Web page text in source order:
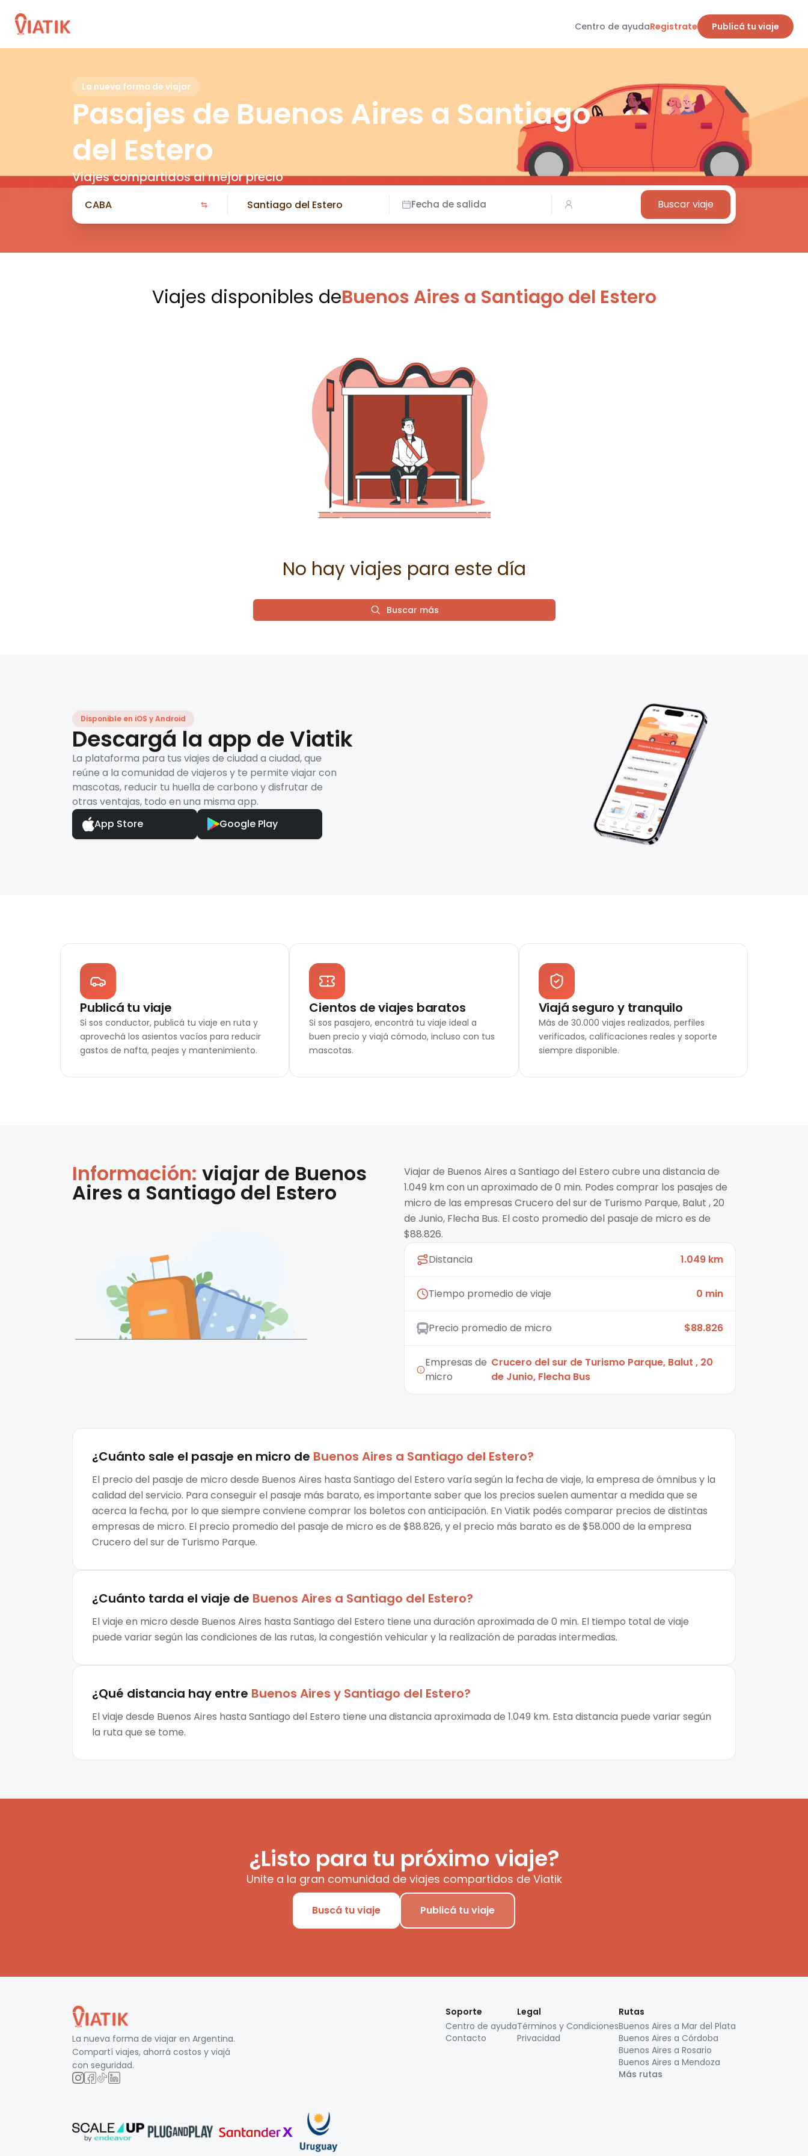
Centro de ayudaRegistrate Publicá tu viaje
La nueva forma de viajar
Pasajes de Buenos Aires a Santiago
del Estero
Viajes compartidos al mejor precio
Fecha de salida Buscar viaje
Viajes disponibles deBuenos Aires a Santiago del Estero
No hay viajes para este día
Buscar más
Disponible en iOS y Android
Descargá la app de Viatik
La plataforma para tus viajes de ciudad a ciudad, que
reúne a la comunidad de viajeros y te permite viajar con
mascotas, reducir tu huella de carbono y disfrutar de
otras ventajas, todo en una misma app.
App Store
Google Play
Publicá tu viaje
Si sos conductor, publicá tu viaje en ruta y
aprovechá los asientos vacíos para reducir
gastos de nafta, peajes y mantenimiento.
Cientos de viajes baratos
Si sos pasajero, encontrá tu viaje ideal a
buen precio y viajá cómodo, incluso con tus
mascotas.
Viajá seguro y tranquilo
Más de 30.000 viajes realizados, perfiles
verificados, calificaciones reales y soporte
siempre disponible.
Información: viajar de Buenos
Aires a Santiago del Estero
Viajar de Buenos Aires a Santiago del Estero cubre una distancia de
1.049 km con un aproximado de 0 min. Podes comprar los pasajes de
micro de las empresas Crucero del sur de Turismo Parque, Balut , 20
de Junio, Flecha Bus. El costo promedio del pasaje de micro es de
$88.826.
Distancia
1.049 km
Tiempo promedio de viaje 0 min
Precio promedio de micro $88.826
Empresas de
micro
Crucero del sur de Turismo Parque, Balut , 20
de Junio, Flecha Bus
¿Cuánto sale el pasaje en micro de Buenos Aires a Santiago del Estero?
El precio del pasaje de micro desde Buenos Aires hasta Santiago del Estero varía según la fecha de viaje, la empresa de ómnibus y la
calidad del servicio. Para conseguir el pasaje más barato, es importante saber que los precios suelen aumentar a medida que se
acerca la fecha, por lo que siempre conviene comprar los boletos con anticipación. En Viatik podés comparar precios de distintas
empresas de micro. El precio promedio del pasaje de micro es de $88.826, y el precio más barato es de $58.000 de la empresa
Crucero del sur de Turismo Parque.
¿Cuánto tarda el viaje de Buenos Aires a Santiago del Estero?
El viaje en micro desde Buenos Aires hasta Santiago del Estero tiene una duración aproximada de 0 min. El tiempo total de viaje
puede variar según las condiciones de las rutas, la congestión vehicular y la realización de paradas intermedias.
¿Qué distancia hay entre Buenos Aires y Santiago del Estero?
El viaje desde Buenos Aires hasta Santiago del Estero tiene una distancia aproximada de 1.049 km. Esta distancia puede variar según
la ruta que se tome.
¿Listo para tu próximo viaje?
Unite a la gran comunidad de viajes compartidos de Viatik
Buscá tu viaje Publicá tu viaje
La nueva forma de viajar en Argentina.
Compartí viajes, ahorrá costos y viajá
con seguridad.
Soporte
Centro de ayuda
Contacto
Legal
Términos y Condiciones
Privacidad
Rutas
Buenos Aires a Mar del Plata
Buenos Aires a Córdoba
Buenos Aires a Rosario
Buenos Aires a Mendoza
Más rutas